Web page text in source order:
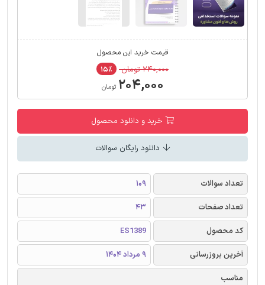
قیمت خرید این محصول
۲۴۰,۰۰۰ تومان ۱۵٪
۲۰۴,۰۰۰ تومان
خرید و دانلود محصول
دانلود رایگان سوالات
تعداد سوالات
109
تعداد صفحات
43
کد محصول
ES1389
آخرین بروزرسانی
9 مرداد 1404
مناسب